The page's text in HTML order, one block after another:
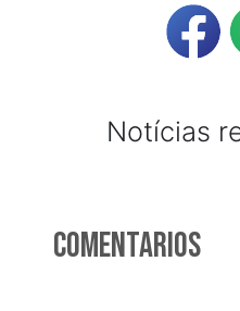
Notícias
Comentarios